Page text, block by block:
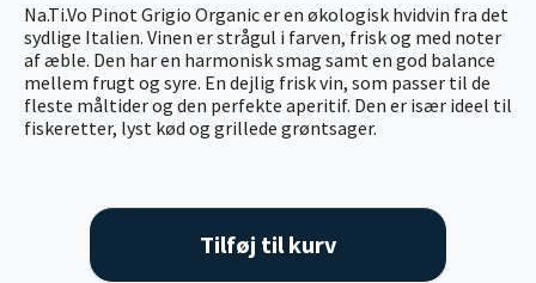
Na.Ti.Vo Pinot Grigio Organic er en økologisk hvidvin fra det
sydlige Italien. Vinen er strågul i farven, frisk og med noter
af æble. Den har en harmonisk smag samt en god balance
mellem frugt og syre. En dejlig frisk vin, som passer til de
fleste måltider og den perfekte aperitif. Den er især ideel til
fiskeretter, lyst kød og grillede grøntsager.
Tilføj til kurv